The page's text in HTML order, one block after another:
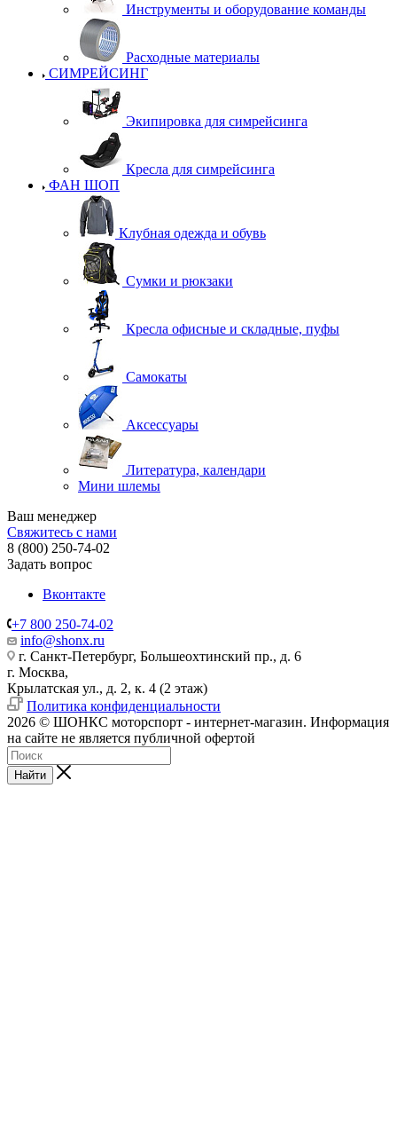
Инструменты и оборудование команды
Расходные материалы
СИМРЕЙСИНГ
Экипировка для симрейсинга
Кресла для симрейсинга
ФАН ШОП
Клубная одежда и обувь
Сумки и рюкзаки
Кресла офисные и складные, пуфы
Самокаты
Аксессуары
Литература, календари
Мини шлемы
Ваш менеджер
Свяжитесь с нами
8 (800) 250-74-02
Задать вопрос
Вконтакте
+7 800 250-74-02
info@shonx.ru
г. Санкт-Петербург, Большеохтинский пр., д. 6
г. Москва,
Крылатская ул., д. 2, к. 4 (2 этаж)
Политика конфиденциальности
2026 © ШОНКС моторспорт - интернет-магазин. Информация
на сайте не является публичной офертой
Найти